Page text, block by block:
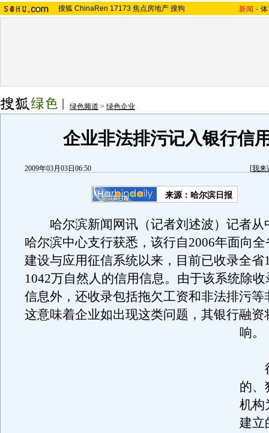
搜狐 ChinaRen 17173 焦点房地产 搜狗 新闻 -
绿色频道 > 绿色企业
企业非法排污记入银行信
2009年03月03日06:50 [我来
来源：哈尔滨日报
哈尔滨新闻网讯（记者刘述波）记者从
哈尔滨中心支行获悉，该行自2006年面向
建设与应用征信系统以来，目前已收录全省
1042万自然人的信用信息。由于该系统除
信息外，还收录包括拖欠工资和非法排污等
这意味着企业如出现这类问题，其银行融资
响。
征
的、
机构
建立